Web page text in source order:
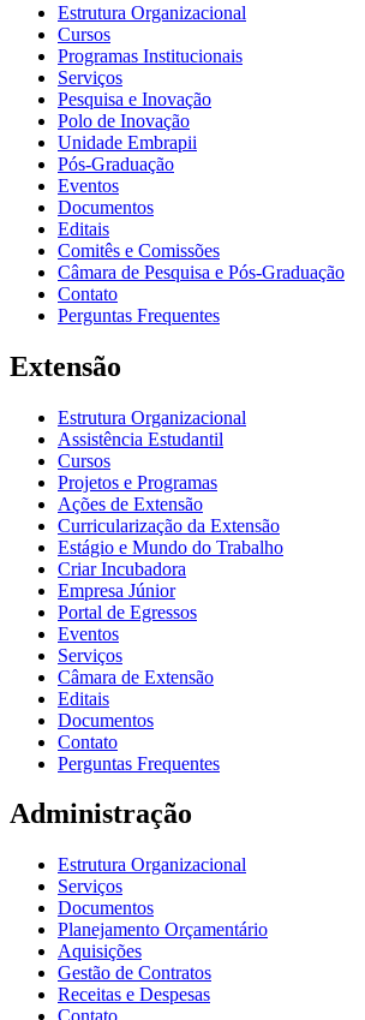
Estrutura Organizacional
Cursos
Programas Institucionais
Serviços
Pesquisa e Inovação
Polo de Inovação
Unidade Embrapii
Pós-Graduação
Eventos
Documentos
Editais
Comitês e Comissões
Câmara de Pesquisa e Pós-Graduação
Contato
Perguntas Frequentes
Extensão
Estrutura Organizacional
Assistência Estudantil
Cursos
Projetos e Programas
Ações de Extensão
Curricularização da Extensão
Estágio e Mundo do Trabalho
Criar Incubadora
Empresa Júnior
Portal de Egressos
Eventos
Serviços
Câmara de Extensão
Editais
Documentos
Contato
Perguntas Frequentes
Administração
Estrutura Organizacional
Serviços
Documentos
Planejamento Orçamentário
Aquisições
Gestão de Contratos
Receitas e Despesas